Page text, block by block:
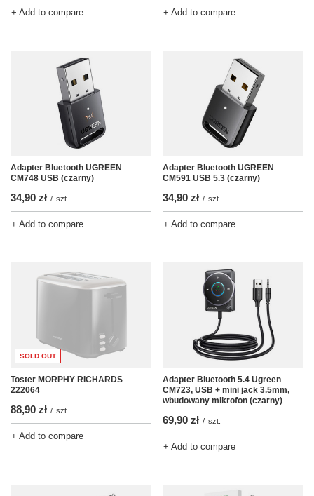
+ Add to compare + Add to compare
Adapter Bluetooth UGREEN
CM748 USB (czarny)
34,90 zł / szt.
+ Add to compare
Adapter Bluetooth UGREEN
CM591 USB 5.3 (czarny)
34,90 zł / szt.
+ Add to compare
SOLD OUT
Toster MORPHY RICHARDS
222064
88,90 zł / szt.
+ Add to compare
Adapter Bluetooth 5.4 Ugreen
CM723, USB + mini jack 3.5mm,
wbudowany mikrofon (czarny)
69,90 zł / szt.
+ Add to compare